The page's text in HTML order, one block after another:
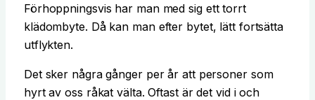
Förhoppningsvis har man med sig ett torrt
klädombyte. Då kan man efter bytet, lätt fortsätta
utflykten.
Det sker några gånger per år att personer som
hyrt av oss råkat välta. Oftast är det vid i och